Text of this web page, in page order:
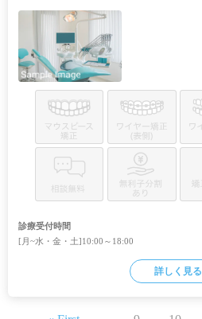
診療受付時間
[月~水・金・土]10:00～18:00
詳しく見る